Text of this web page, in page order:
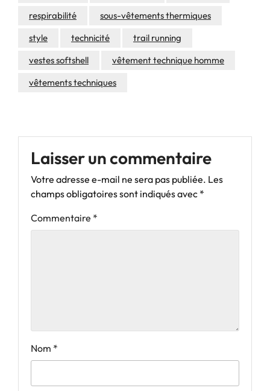
respirabilité
sous-vêtements thermiques
style
technicité
trail running
vestes softshell
vêtement technique homme
vêtements techniques
Laisser un commentaire
Votre adresse e-mail ne sera pas publiée. Les
champs obligatoires sont indiqués avec *
Commentaire *
Nom *